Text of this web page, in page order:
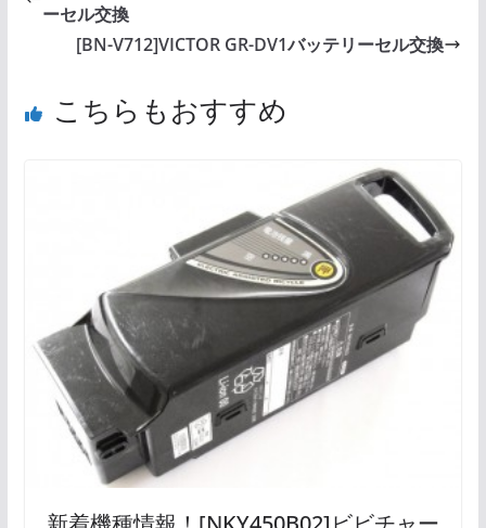
ーセル交換
[BN-V712]VICTOR GR-DV1バッテリーセル交換
こちらもおすすめ